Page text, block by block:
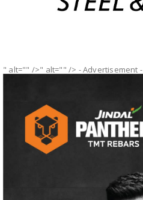
" alt="" />" alt="" /> - Advertisement -